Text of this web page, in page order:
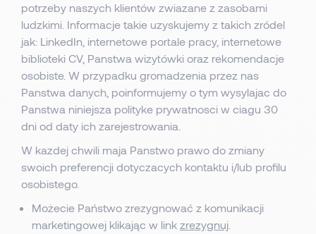
potrzeby naszych klientów zwiazane z zasobami
ludzkimi. Informacje takie uzyskujemy z takich zródel
jak: LinkedIn, internetowe portale pracy, internetowe
biblioteki CV, Panstwa wizytówki oraz rekomendacje
osobiste. W przypadku gromadzenia przez nas
Panstwa danych, poinformujemy o tym wysylajac do
Panstwa niniejsza polityke prywatnosci w ciagu 30
dni od daty ich zarejestrowania.
W kazdej chwili maja Panstwo prawo do zmiany
swoich preferencji dotyczacych kontaktu i/lub profilu
osobistego.
Możecie Państwo zrezygnować z komunikacji
marketingowej klikając w link zrezygnuj